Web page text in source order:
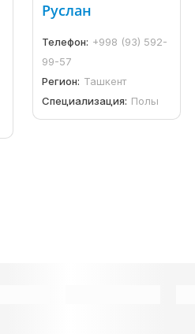
Руслан
Телефон: +998 (93) 592-
99-57
Регион: Ташкент
Специализация: Полы